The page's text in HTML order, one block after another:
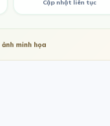
Cập nhật liên tục
minh họa